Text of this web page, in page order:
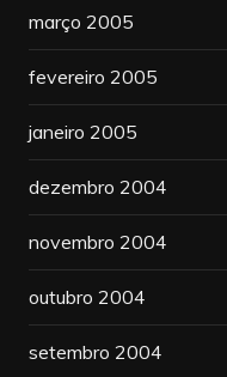
março 2005
fevereiro 2005
janeiro 2005
dezembro 2004
novembro 2004
outubro 2004
setembro 2004